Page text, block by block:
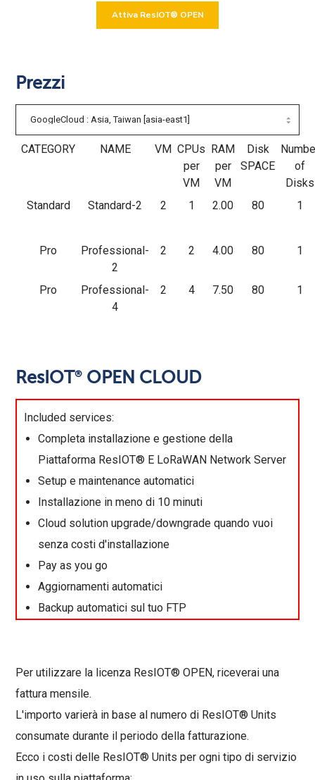
Attiva ResIOT® OPEN
Prezzi
CATEGORY NAME VM CPUs
per
VM
RAM
per
VM
Disk
SPACE
of
Disks
Standard
Standard-2 2 1 2.00 80 1
Pro
Professional-
2
2 2 4.00 80 1
Pro
Professional-
4
2 4 7.50 80 1
ResIOT® OPEN CLOUD
Included services:
Completa installazione e gestione della
Piattaforma ResIOT® E LoRaWAN Network Server
Setup e maintenance automatici
Installazione in meno di 10 minuti
Cloud solution upgrade/downgrade quando vuoi
senza costi d'installazione
Pay as you go
Aggiornamenti automatici
Backup automatici sul tuo FTP
Per utilizzare la licenza ResIOT® OPEN, riceverai una
fattura mensile.
L'importo varierà in base al numero di ResIOT® Units
consumate durante il periodo della fatturazione.
Ecco i costi delle ResIOT® Units per ogni tipo di servizio